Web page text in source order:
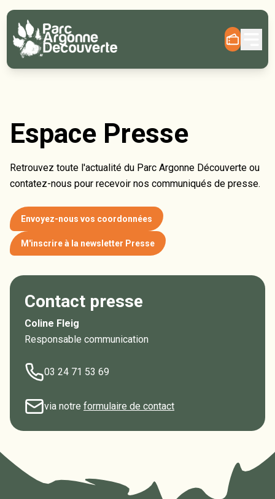
Espace Presse
Retrouvez toute l'actualité du Parc Argonne Découverte ou
contatez-nous pour recevoir nos communiqués de presse.
Envoyez-nous vos coordonnées
M'inscrire à la newsletter Presse
Contact presse
Coline Fleig
Responsable communication
03 24 71 53 69
via notre formulaire de contact